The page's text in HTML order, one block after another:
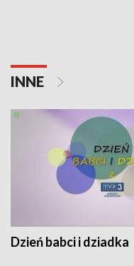
INNE
Dzień babci i dziadka